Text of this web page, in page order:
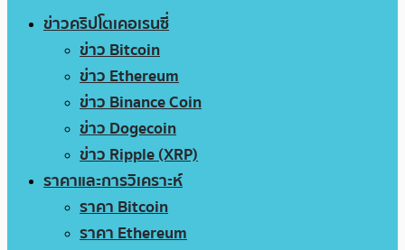
ข่าวคริปโตเคอเรนซี่
ข่าว Bitcoin
ข่าว Ethereum
ข่าว Binance Coin
ข่าว Dogecoin
ข่าว Ripple (XRP)
ราคาและการวิเคราะห์
ราคา Bitcoin
ราคา Ethereum